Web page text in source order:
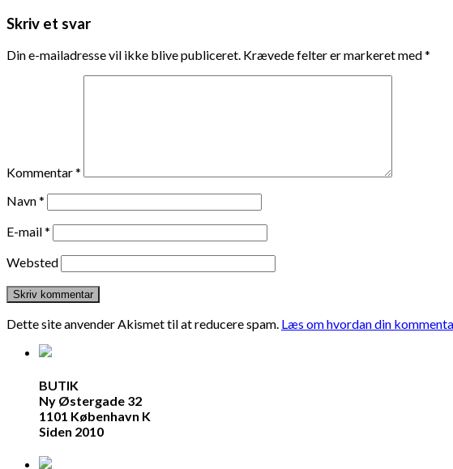
Skriv et svar
Din e-mailadresse vil ikke blive publiceret. Krævede felter er markeret med*
Kommentar*
Navn*
E-mail*
Websted
Dette site anvender Akismet til at reducere spam. Læs om hvordan din
BUTIK
Ny Østergade 32
1101 København K
Siden 2010